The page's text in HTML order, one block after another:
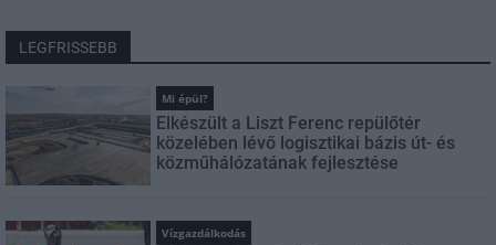
LEGFRISSEBB
Mi épül?
Elkészült a Liszt Ferenc repülőtér
közelében lévő logisztikai bázis út- és
közműhálózatának fejlesztése
Vízgazdálkodás